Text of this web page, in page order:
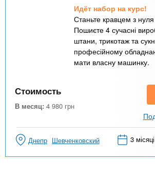
Идёт набор на курс!
Станьте кравцем з нуля
Пошиєте 4 сучасні
штани, трикотаж та
професійному
мати власну машинку.
Стоимость
В месяц: 4 980 грн
Днепр Шевченковский 3 місяці